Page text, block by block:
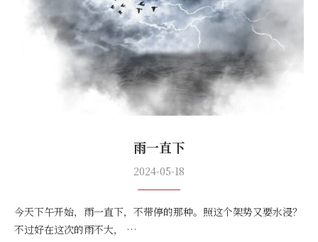
雨一直下
2024-05-18
今天下午开始，雨一直下，不带停的那种。照这个架势又要水浸？
不过好在这次的雨不大， …